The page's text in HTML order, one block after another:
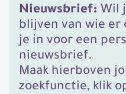
Nieuwsbrief: Wil
blijven van wie
je in voor een
nieuwsbrief.
Maak hierboven
zoekfunctie, klik